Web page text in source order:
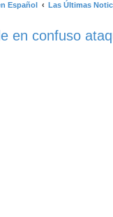
Español Las Últimas
en confuso